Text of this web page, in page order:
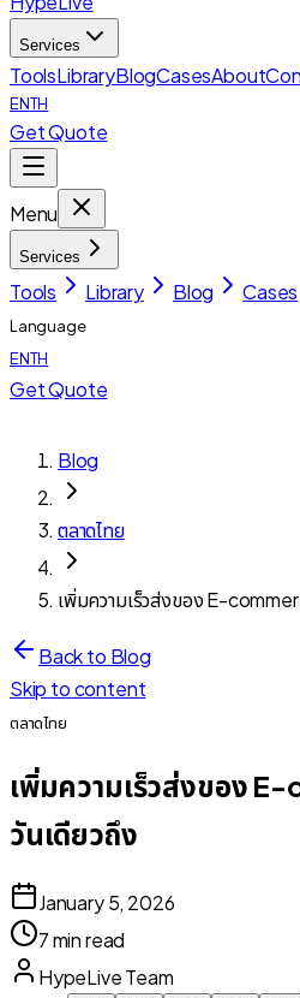
Services
ToolsLibraryBlogCasesAbout
ENTH
Get Quote
Menu
Services
Tools Library Blog Cases
Language
ENTH
Get Quote
Blog
ตลาดไทย
เพิ่มความเร็วส่งของ E-
Back to Blog
Skip to content
ตลาดไทย
เพิ่มความเร็วส่งของ
วันเดียวถึง
January 5, 2026
7 min read
HypeLive Team